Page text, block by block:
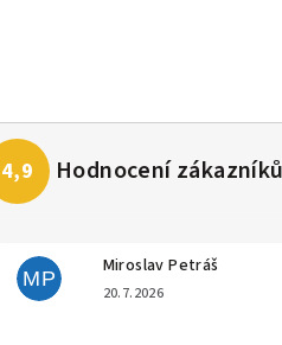
MP
Miroslav Petráš
20.7.2026